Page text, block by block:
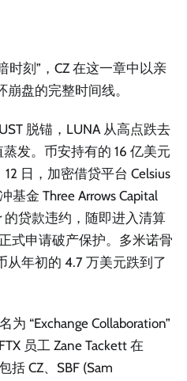
时刻”，CZ 在这一章中以亲
盘的完整时间线。
脱锚，LUNA 从高点跌去
发。币安持有的 16 亿美元
日，加密借贷平台 Celsius
基金 Three Arrows Capital
的贷款违约，随即进入清算
式申请破产保护。多米诺骨
从年初的 4.7 万美元跌到了
“Exchange Collaboration”
员工 Zane Tackett 在
括 CZ、SBF (Sam